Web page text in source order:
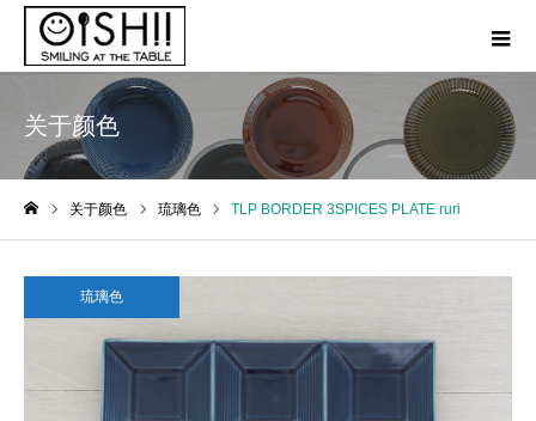
关于颜色
关于颜色 琉璃色 TLP BORDER 3SPICES PLATE ruri
琉璃色